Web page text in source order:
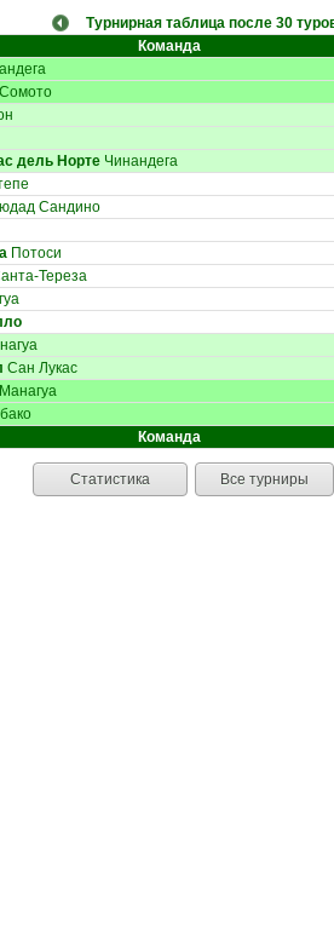
Турнирная таблица после 30
Команда
Сомото
дель Норте Чинандега
Сандино
Потоси
Тереза
Сан Лукас
Манагуа
Команда
Статистика Все турниры